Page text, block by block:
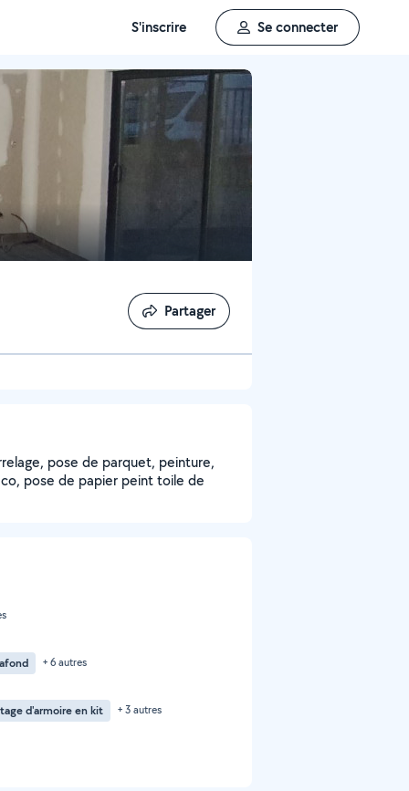
S'inscrire Se connecter
Partager
Partager
pose de parquet, peinture,
pose de papier peint toile de
+ 6 autres
d'armoire en kit + 3 autres